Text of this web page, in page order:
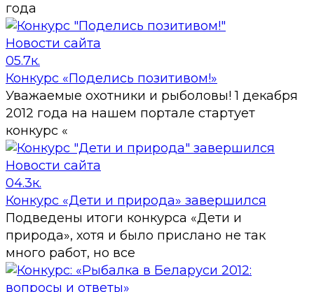
года
Новости сайта
05.7к.
Конкурс «Поделись позитивом!»
Уважаемые охотники и рыболовы! 1 декабря
2012 года на нашем портале стартует
конкурс «
Новости сайта
04.3к.
Конкурс «Дети и природа» завершился
Подведены итоги конкурса «Дети и
природа», хотя и было прислано не так
много работ, но все